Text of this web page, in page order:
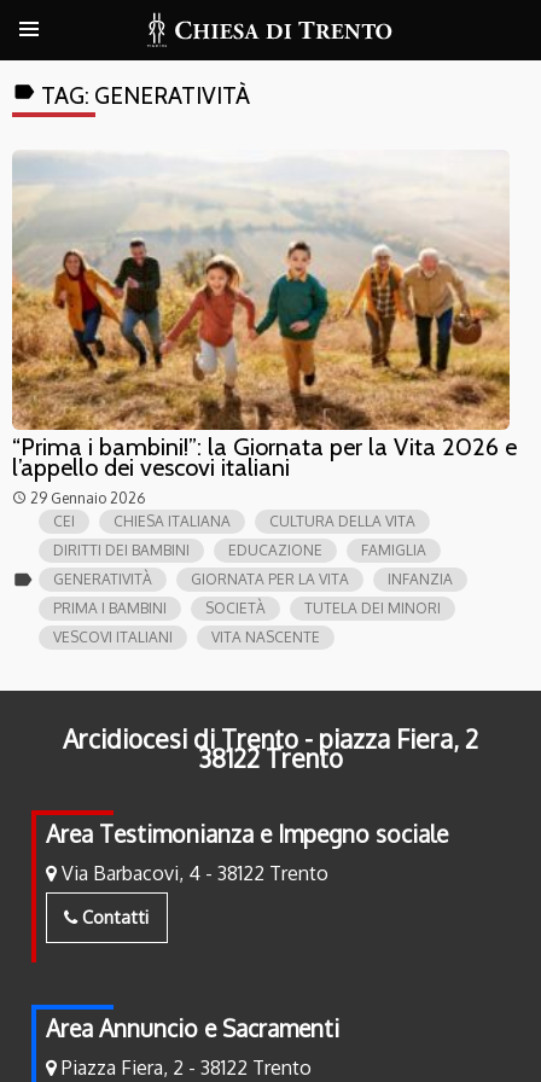
label TAG: GENERATIVITÀ
“Prima i bambini!”: la Giornata per la Vita 2026 e
l’appello dei vescovi italiani
access_time 29 Gennaio 2026
label
CEI CHIESA ITALIANA
CULTURA DELLA VITA
DIRITTI DEI BAMBINI
EDUCAZIONE
FAMIGLIA
GENERATIVITÀ
GIORNATA PER LA VITA
INFANZIA
PRIMA I BAMBINI
SOCIETÀ
TUTELA DEI MINORI
VESCOVI ITALIANI
VITA NASCENTE
Arcidiocesi di Trento - piazza Fiera, 2
38122 Trento
Area Testimonianza e Impegno sociale
Via Barbacovi, 4 - 38122 Trento
Contatti
Area Annuncio e Sacramenti
Piazza Fiera, 2 - 38122 Trento